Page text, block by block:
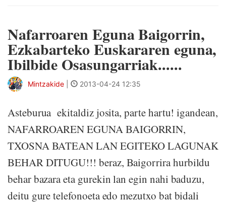
Nafarroaren Eguna Baigorrin,
Ezkabarteko Euskararen eguna,
Ibilbide Osasungarriak......
Mintzakide 2013-04-24 12:35
Asteburua ekitaldiz josita, parte hartu! igandean,
NAFARROAREN EGUNA BAIGORRIN,
TXOSNA BATEAN LAN EGITEKO LAGUNAK
BEHAR DITUGU!!! beraz, Baigorrira hurbildu
behar bazara eta gurekin lan egin nahi baduzu,
deitu gure telefonoeta edo mezutxo bat bidali